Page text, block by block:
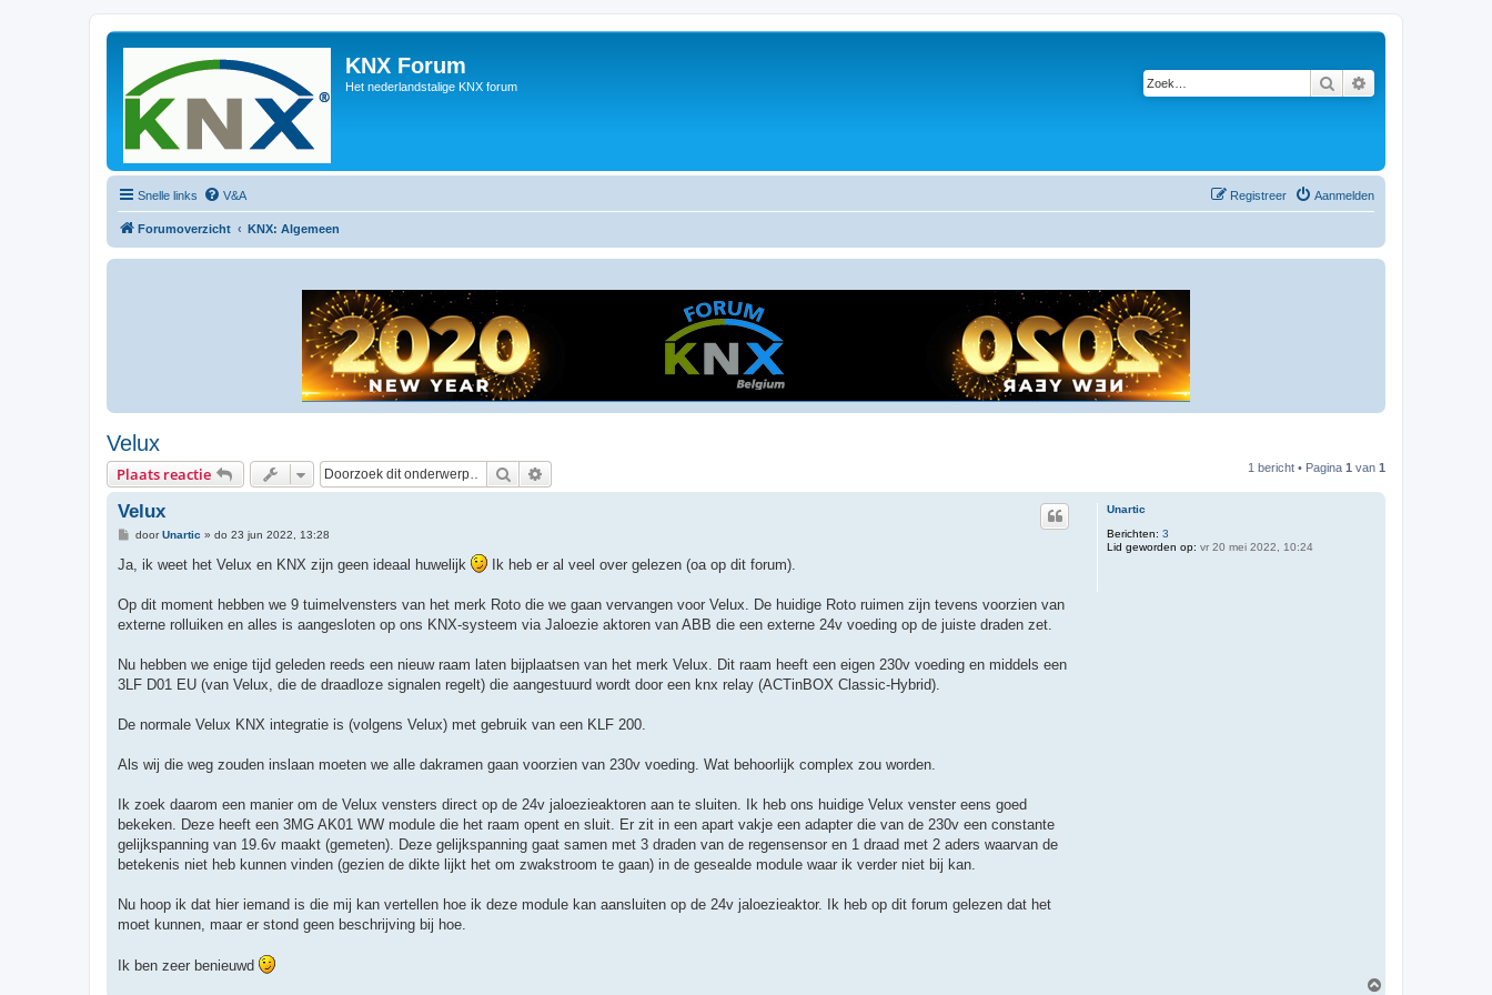
KNX Forum
Het nederlandstalige KNX forum Zoek
Snelle links V&A Aanmelden
Registreer
Forumoverzicht KNX: Algemeen
Velux
Plaats reactie Zoek 1 bericht • Pagina 1 van 1
Unartic
Berichten: 3
Lid geworden op: vr 20 mei 2022, 10:24
Velux
B
r
i
h
t
doorUnartic » do 23 jun 2022, 13:28
Ja, ik weet het Velux en KNX zijn geen ideaal huwelijk Ik heb er al veel over gelezen (oa op dit forum).
Op dit moment hebben we 9 tuimelvensters van het merk Roto die we gaan vervangen voor Velux. De huidige Roto ruimen zijn tevens voorzien van
externe rolluiken en alles is aangesloten op ons KNX-systeem via Jaloezie aktoren van ABB die een externe 24v voeding op de juiste draden zet.
Nu hebben we enige tijd geleden reeds een nieuw raam laten bijplaatsen van het merk Velux. Dit raam heeft een eigen 230v voeding en middels een
3LF D01 EU (van Velux, die de draadloze signalen regelt) die aangestuurd wordt door een knx relay (ACTinBOX Classic-Hybrid).
De normale Velux KNX integratie is (volgens Velux) met gebruik van een KLF 200.
Als wij die weg zouden inslaan moeten we alle dakramen gaan voorzien van 230v voeding. Wat behoorlijk complex zou worden.
Ik zoek daarom een manier om de Velux vensters direct op de 24v jaloezieaktoren aan te sluiten. Ik heb ons huidige Velux venster eens goed
bekeken. Deze heeft een 3MG AK01 WW module die het raam opent en sluit. Er zit in een apart vakje een adapter die van de 230v een constante
gelijkspanning van 19.6v maakt (gemeten). Deze gelijkspanning gaat samen met 3 draden van de regensensor en 1 draad met 2 aders waarvan de
betekenis niet heb kunnen vinden (gezien de dikte lijkt het om zwakstroom te gaan) in de gesealde module waar ik verder niet bij kan.
Nu hoop ik dat hier iemand is die mij kan vertellen hoe ik deze module kan aansluiten op de 24v jaloezieaktor. Ik heb op dit forum gelezen dat het
moet kunnen, maar er stond geen beschrijving bij hoe.
Ik ben zeer benieuwd